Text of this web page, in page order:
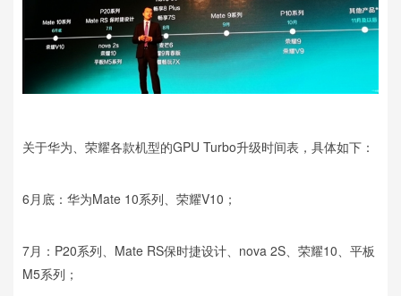
关于华为、荣耀各款机型的GPU Turbo升级时间表，具体如下：
6月底：华为Mate 10系列、荣耀V10；
7月：P20系列、Mate RS保时捷设计、nova 2S、荣耀10、平板
M5系列；